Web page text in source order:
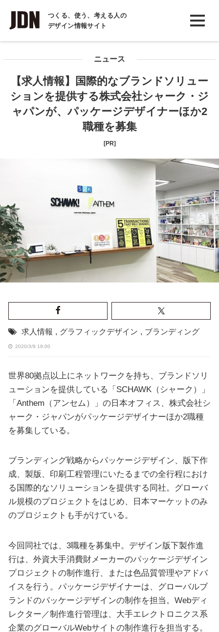
つくる、使う、考える人の
デザイン情報サイト
INTERVIEW
インタビュー
COLUMN
コラム
ニュース
【求人情報】国際的なブランドソリュー
ションを提供する株式会社シャーク・ジ
ャパンが、パッケージデザイナーほか2
職種を募集
[PR]
求人情報 , グラフィックデザイン , ブランディング
2020/3/9 19:00
世界80拠点以上にネットワークを持ち、ブランドソリ
ューションを提供している「SCHAWK（シャーク）」
「Anthem（アンセム）」の日本オフィス、株式会社シ
ャーク・ジャパンがパッケージデザイナーほか2職種
を募集している。
ブランディング戦略からパッケージデザイン、版下作
成、製版、印刷工程管理にいたるまでの全行程におけ
る国際的なソリューションを提供する同社。グローバ
ル規模のプロジェクトをはじめ、日本マーケットのみ
のプロジェクトも手がけている。
今回同社では、3職種を募集中。デザイン版下製作進
行は、外資大手消費財メーカーのパッケージデザイン
プロジェクトの制作進行、または色品質管理やアドバ
イスを行う。パッケージデザイナーは、グローバルブ
ランドのパッケージデザインの制作を担当。Webディ
レクター／制作進行管理は、大手エレクトロニクス系
企業のグローバルWebサイトの制作進行を担当する。